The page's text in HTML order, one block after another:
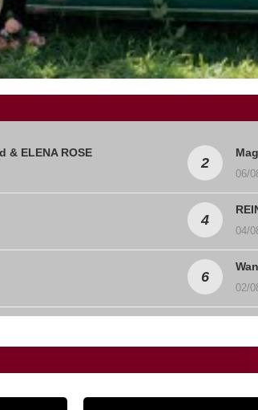
& ELENA ROSE
06/
04/
02/